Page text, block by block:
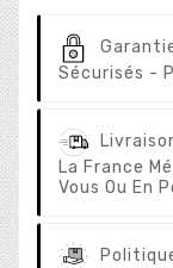
Sécurisés -
La France
Vous Ou En